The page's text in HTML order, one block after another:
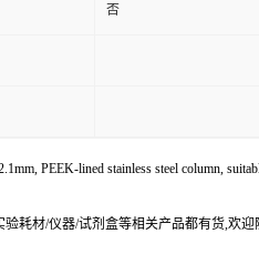
否
PEEK-lined stainless steel column,
耗材/仪器/试剂盒等相关产品都有货,欢